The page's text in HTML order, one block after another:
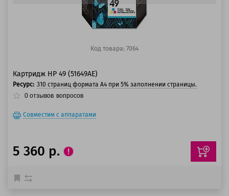
Код товара: 7064
Картридж HP 49 (51649AE)
Ресурс: 310 страниц формата A4 при 5% заполнении страницы.
0 отзывов вопросов
Совместим с аппаратами
5 360 р.